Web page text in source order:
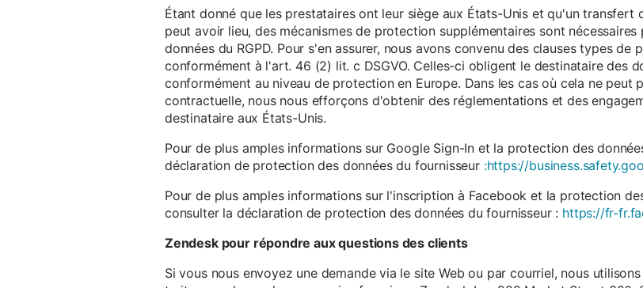
Étant donné que les prestataires ont leur siège aux États-Unis et qu'un transfert
peut avoir lieu, des mécanismes de protection supplémentaires sont
données du RGPD. Pour s'en assurer, nous avons convenu des clauses types
conformément à l'art. 46 (2) lit. c DSGVO. Celles-ci obligent le destinataire des
conformément au niveau de protection en Europe. Dans les cas où cela ne peut
contractuelle, nous nous efforçons d'obtenir des réglementations et des
destinataire aux États-Unis.
Pour de plus amples informations sur Google Sign-In et la protection des
déclaration de protection des données du fournisseur :https://
Pour de plus amples informations sur l'inscription à Facebook et la protection
consulter la déclaration de protection des données du fournisseur : https://fr-
Zendesk pour répondre aux questions des clients
Si vous nous envoyez une demande via le site Web ou par courriel, nous